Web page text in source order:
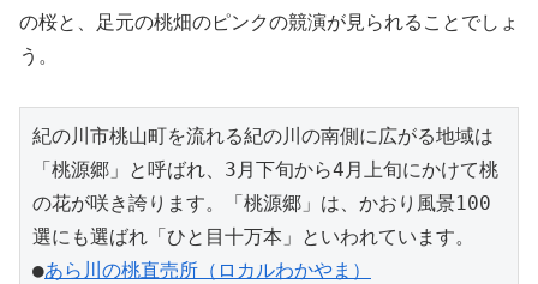
の桜と、足元の桃畑のピンクの競演が見られることでしょ
う。
紀の川市桃山町を流れる紀の川の南側に広がる地域は
「桃源郷」と呼ばれ、3月下旬から4月上旬にかけて桃
の花が咲き誇ります。「桃源郷」は、かおり風景100
選にも選ばれ「ひと目十万本」といわれています。
●あら川の桃直売所（ロカルわかやま）